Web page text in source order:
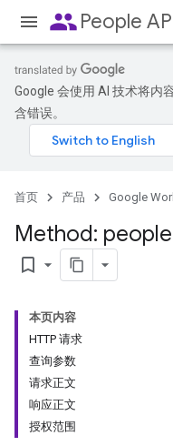
peoplePeople
Google 会使用 AI 技术将内
含错误。
首页 产品 Google
Method: people
bookmark_border
本页内容
HTTP 请求
查询参数
请求正文
响应正文
授权范围